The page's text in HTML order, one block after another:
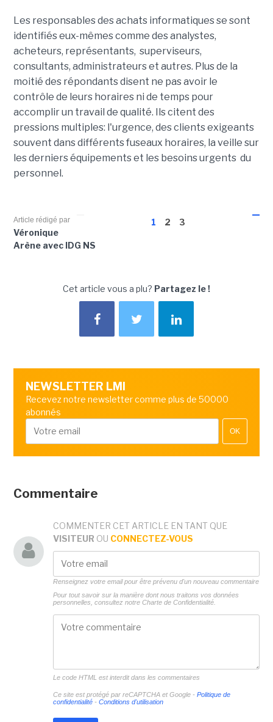
Les responsables des achats informatiques se sont
identifiés eux-mêmes comme des analystes,
acheteurs, représentants, superviseurs,
consultants, administrateurs et autres. Plus de la
moitié des répondants disent ne pas avoir le
contrôle de leurs horaires ni de temps pour
accomplir un travail de qualité. Ils citent des
pressions multiples: l'urgence, des clients exigeants
souvent dans différents fuseaux horaires, la veille sur
les derniers équipements et les besoins urgents du
personnel.
1 2 3
Article rédigé par
Véronique
Arène avec IDG NS
Cet article vous a plu? Partagez le !
NEWSLETTER LMI
Recevez notre newsletter comme plus de 50000
abonnés
OK
Commentaire
COMMENTER CET ARTICLE EN TANT QUE
VISITEUR OU CONNECTEZ-VOUS
Renseignez votre email pour être prévenu d'un nouveau commentaire
Pour tout savoir sur la manière dont nous traitons vos données
personnelles, consultez notre Charte de Confidentialité.
Le code HTML est interdit dans les commentaires
Ce site est protégé par reCAPTCHA et Google - Politique de
confidentialité- Conditions d'utilisation